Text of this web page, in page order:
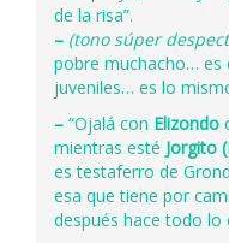
de la risa”.
– (tono súper
pobre muchacho… es
juveniles… es lo
– “Ojalá con Elizondo
mientras esté Jorgito
es testaferro de
esa que tiene por
después hace todo lo